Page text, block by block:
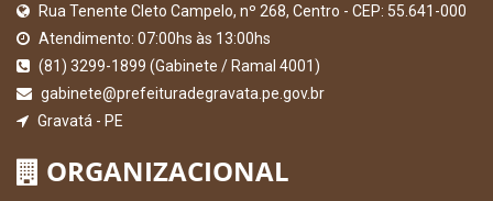
Rua Tenente Cleto Campelo, nº 268, Centro - CEP: 55.641-000
Atendimento: 07:00hs às 13:00hs
(81) 3299-1899 (Gabinete / Ramal 4001)
gabinete@prefeituradegravata.pe.gov.br
Gravatá - PE
ORGANIZACIONAL